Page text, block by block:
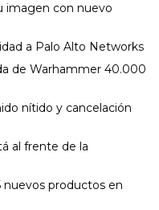
imagen con nuevo
a Palo Alto Networks
de Warhammer 40.000
nítido y cancelación
al frente de la
nuevos productos en